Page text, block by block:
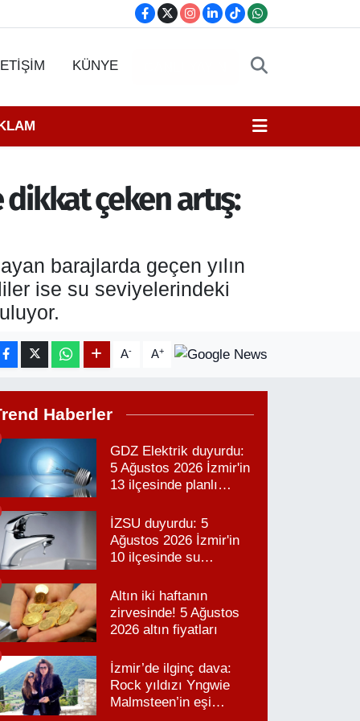
KÜNYE
çeken artış:
barajlarda geçen yılın
ise su seviyelerindeki
A- A+
Haberler
GDZ Elektrik duyurdu:
5 Ağustos 2026 İzmir'in
13 ilçesinde planlı
İZSU duyurdu: 5
Ağustos 2026 İzmir'in
10 ilçesinde su
Altın iki haftanın
zirvesinde! 5 Ağustos
2026 altın fiyatları
İzmir’de ilginç dava:
Rock yıldızı Yngwie
Malmsteen’in eşi